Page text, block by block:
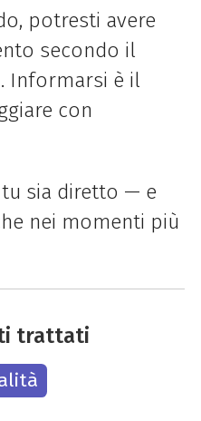
potresti avere
secondo il
Informarsi è il
con
sia diretto — e
nei momenti più
trattati